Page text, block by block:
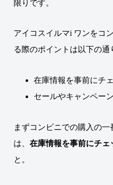
限りです。
アイコスイルマi ワンをコ
る際のポイントは以下の通
在庫情報を事前にチ
セールやキャンペー
まずコンビニでの購入の一
は、在庫情報を事前にチェ
と。